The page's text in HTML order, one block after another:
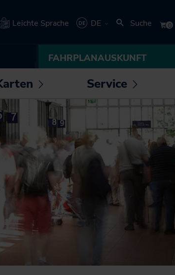
Leichte Sprache
DE
Deutsch
English
Suche
FAHRPLANAUSKUNFT
Untermenü
öffnen /
schließen
für
Holstein
Kartenbasierte
Abfrage zum
Bahnverkehr
Karten zum
Download
Service
öffnen /
schließen
los! - Das Magazin für
Mobilität
NAH.ran! - Das
Nachhaltigkeitsmagazin
NAH.SH erleben
Sömmer
Radtouren durch